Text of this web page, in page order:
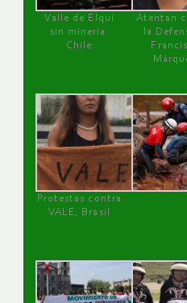
Valle de Elqui
sin minería.
Chile
Atentan
la
Protestas contra
VALE, Brasil